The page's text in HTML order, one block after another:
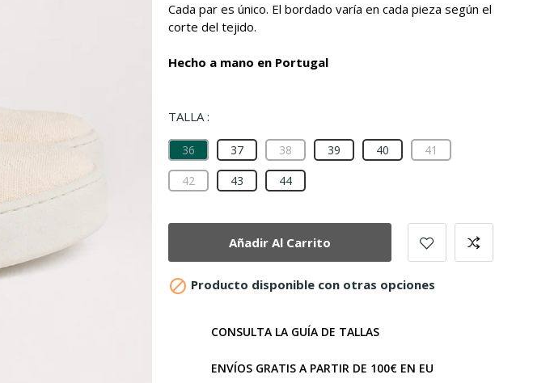
Cada par es único. El bordado varía en cada pieza según el
corte del tejido.
Hecho a mano en Portugal
TALLA :
36 37 38 39 40
41
42
43 44
Añadir Al Carrito
 Producto disponible con otras opciones
CONSULTA LA GUÍA DE TALLAS
ENVÍOS GRATIS A PARTIR DE 100€ EN EU